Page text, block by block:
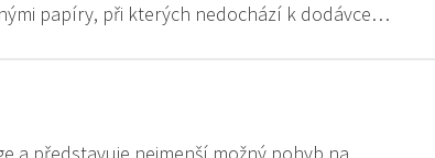
papíry, při kterých nedochází k dodávce…